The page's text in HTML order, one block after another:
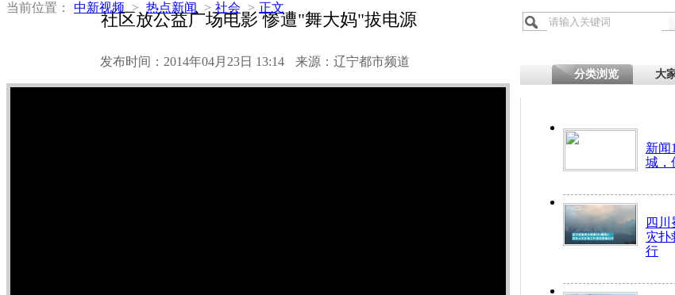
当前位置： 中新视频 > 热点新闻 > 社会 > 正文
社区放公益广场电影 惨遭"舞大妈"拔电源
发布时间：2014年04月23日 13:14 来源：辽宁都市频道
分类浏览 大
新闻
城，
四
灾扑
行